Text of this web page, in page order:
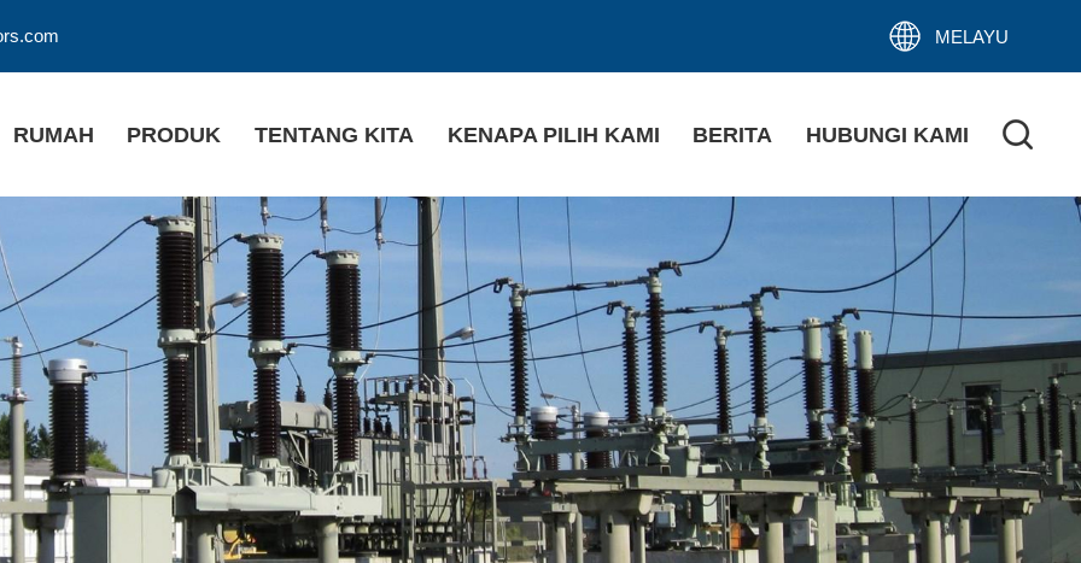
MELAYU
RUMAH PRODUK TENTANG KITA KENAPA PILIH KAMI BERITA HUBUNGI KAMI